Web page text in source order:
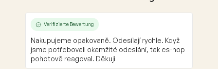
Verifizierte Bewertung
Nakupujeme opakovaně. Odesílají rychle. Když
jsme potřebovali okamžité odeslání, tak es-hop
pohotově reagoval. Děkuji